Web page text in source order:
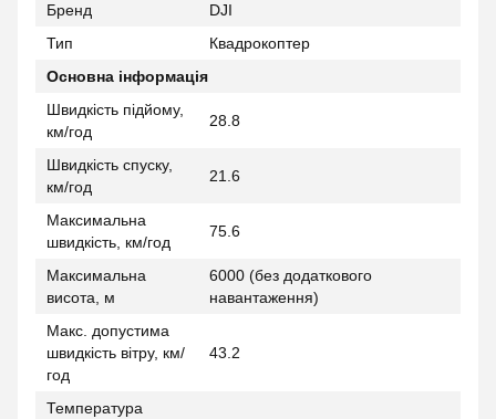
Бренд
DJI
Тип
Квадрокоптер
Основна інформація
Швидкість підйому,
км/год
28.8
Швидкість спуску,
км/год
21.6
Максимальна
швидкість, км/год
75.6
Максимальна
висота, м
6000 (без додаткового
навантаження)
Макс. допустима
швидкість вітру, км/
год
43.2
Температура